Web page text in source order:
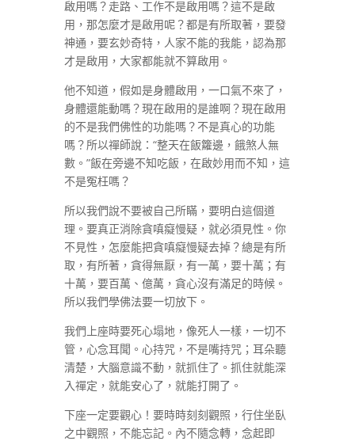
啟用嗎？走路、工作不是啟用嗎？這不是啟
用，那怎麼才是啟用呢？都是有所取著，要發
神通，要玄妙奇特，人家不能的我能，認為那
才是啟用，大家都能就不算啟用。
他不知道，假如是身體啟用，一口氣不來了，
身體還能動嗎？現在啟用的是誰啊？現在啟用
的不是我們佛性的功能嗎？不是真心的功能
嗎？所以禪師說：“整天在飯籮邊，餓煞人無
數。”飯在旁邊不知吃飯，在啟妙用而不知，這
不是冤枉嗎？
所以我們說不要被自己所瞞，要明白這個道
理。要真正消除貪嗔癡慢疑，就必須見性。你
不見性，怎麼能把貪嗔癡慢疑去掉？總是有所
取，有所著，貪得無厭，有一萬，要十萬；有
十萬，要百萬、億萬，貪心沒有滿足的時候。
所以我們學佛法要一切放下。
我們上座時要死心塌地，像死人一樣，一切不
管，心念耳聞。心持咒，不是嘴持咒；耳朵聽
清楚，大腦意識不動，就抓住了。抓住就能深
入禪定，就能安心了，就能打開了。
下座一定要觀心！要時時刻刻觀照，行住坐臥
之中觀照，不能忘記。內不隨念轉，念起即